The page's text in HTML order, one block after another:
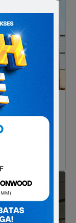
digunakan
di rumah